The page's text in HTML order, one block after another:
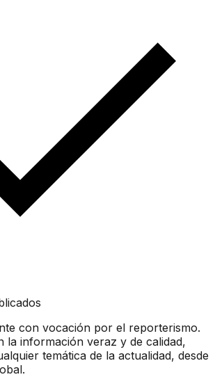
con vocación por el reporterismo.
la información veraz y de calidad,
temática de la actualidad, desde